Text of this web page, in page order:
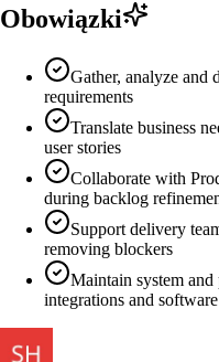
Obowiązki
Gather, analyze and
requirements
Translate business
user stories
Collaborate with
during backlog
Support delivery
removing blockers
Maintain system
integrations and